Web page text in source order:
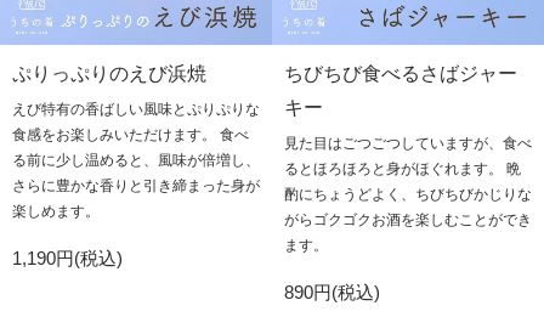
ぷりっぷりのえび浜焼
えび特有の香ばしい風味とぷりぷりな
食感をお楽しみいただけます。 食べ
る前に少し温めると、風味が倍増し、
さらに豊かな香りと引き締まった身が
楽しめます。
1,190円(税込)
ちびちび食べるさばジャー
キー
見た目はごつごつしていますが、食べ
るとほろほろと身がほぐれます。 晩
酌にちょうどよく、ちびちびかじりな
がらゴクゴクお酒を楽しむことができ
ます。
890円(税込)